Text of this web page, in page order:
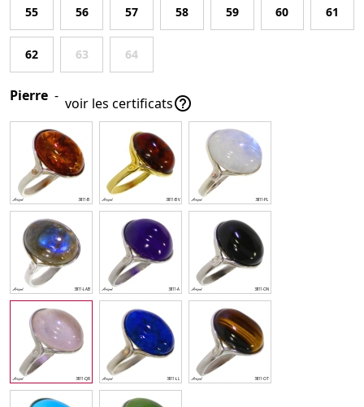
55 56 57 58 59 60 61
62 63 64
Pierre - voir les certificats